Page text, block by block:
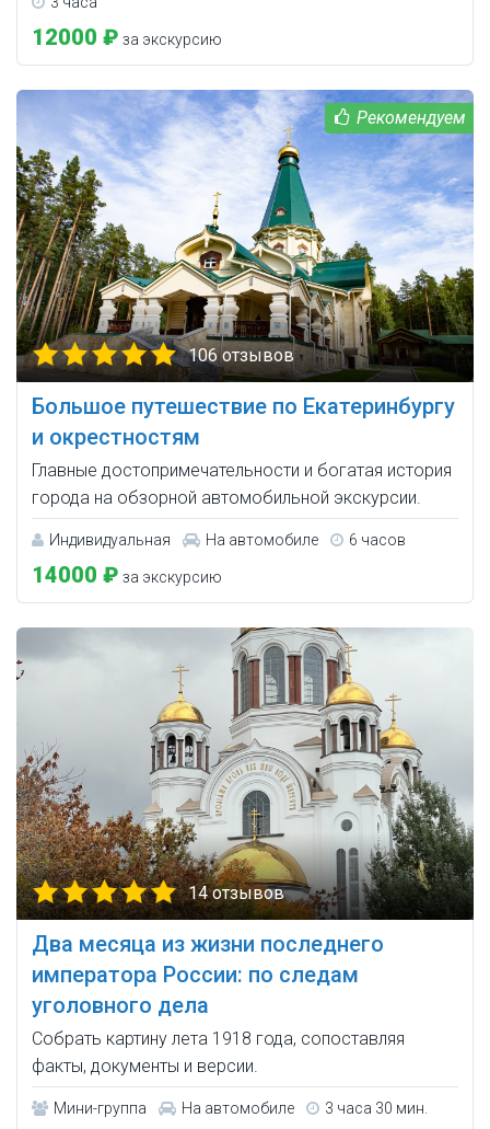
12000 ₽ за экскурсию
106 отзывов
Большое путешествие по Екатеринбургу
и окрестностям
Главные достопримечательности и богатая история
города на обзорной автомобильной экскурсии.
Индивидуальная На автомобиле 6 часов
14000 ₽ за экскурсию
14 отзывов
Два месяца из жизни последнего
императора России: по следам
уголовного дела
Собрать картину лета 1918 года, сопоставляя
факты, документы и версии.
Мини-группа На автомобиле 3 часа 30 мин.